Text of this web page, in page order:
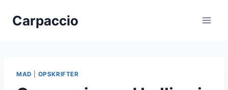
Carpaccio
MAD OPSKRIFTER